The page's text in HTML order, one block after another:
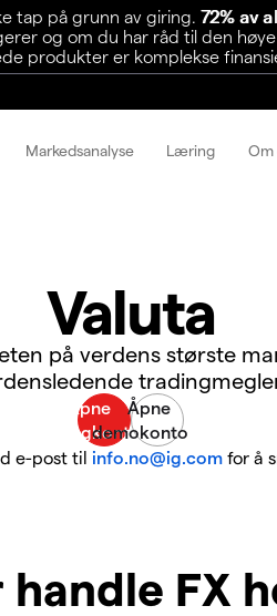
tap på grunn av giring.72% av
og om du har råd til den
produkter er komplekse
Markedsanalyse Læring Om
Valuta
på verdens største
e-post til info.no@ig.com for å
FX